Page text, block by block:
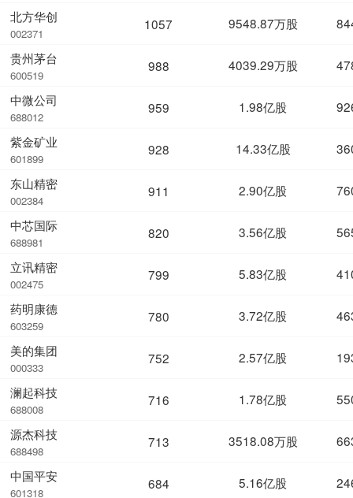
北方华创
002371
贵州茅台
600519
中微公司
688012
紫金矿业
601899
东山精密
002384
中芯国际
688981
立讯精密
002475
药明康德
603259
美的集团
000333
澜起科技
688008
源杰科技
688498
中国平安
601318
1057 9548.87万股
988 4039.29万股
959 1.98亿股
928 14.33亿股
911 2.90亿股
820 3.56亿股
799 5.83亿股
780 3.72亿股
752 2.57亿股
716 1.78亿股
713 3518.08万股
684 5.16亿股